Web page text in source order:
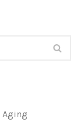
Aging